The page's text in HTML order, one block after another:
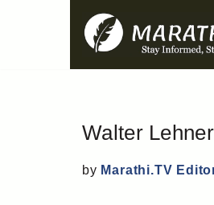
Walter
by Marathi.TV